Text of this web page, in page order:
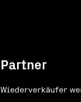
Partner
Wiederverkäufer